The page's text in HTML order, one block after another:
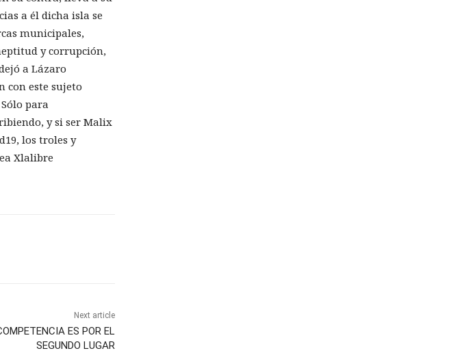
a él dicha isla se
municipales,
y corrupción,
a Lázaro
con este sujeto
para
y si ser Malix
los troles y
Xlalibre
Next article
ES POR EL
SEGUNDO LUGAR